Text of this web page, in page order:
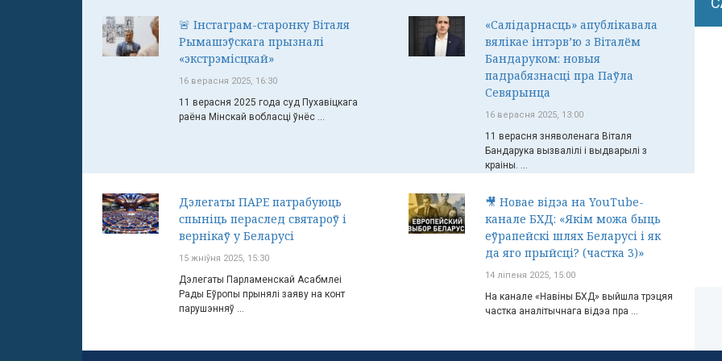
🚨 Інстаграм-старонку Віталя
Рымашэўскага прызналі
«экстрэмісцкай»
16 верасня 2025, 16:30
11 верасня 2025 года суд Пухавіцкага
раёна Мінскай вобласці ўнёс ...
«Салідарнасць» апублікавала
вялікае інтэрв’ю з Віталём
Бандаруком: новыя
падрабязнасці пра Паўла
Севярынца
16 верасня 2025, 13:00
11 верасня зняволенага Віталя
Бандарука вызвалілі і выдварылі з
краіны. ...
Дэлегаты ПАРЕ патрабуюць
спыніць пераслед святароў і
вернікаў у Беларусі
15 жніўня 2025, 15:30
Дэлегаты Парламенскай Асабмлеі
Рады Еўропы прынялі заяву на конт
парушэнняў ...
🎥 Новае відэа на YouTube-
канале БХД: «Якім можа быць
еўрапейскі шлях Беларусі і як
да яго прыйсці? (частка 3)»
14 ліпеня 2025, 15:00
На канале «Навіны БХД» выйшла трэцяя
частка аналітычнага відэа пра ...